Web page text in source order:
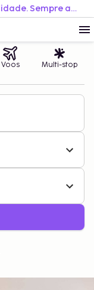
Reserve facilmente. Viaje com flexibilidade. Sempre ao melhor preço.
Voos Multi-stop